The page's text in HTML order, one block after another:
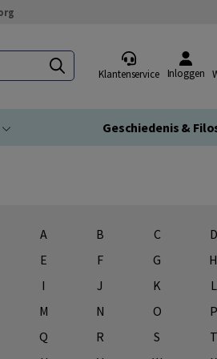
Klantenservice Inloggen
Geschiedenis &
A B C
D
E
F G
H
I
J K
L
M
N O
P
Q
R S
T